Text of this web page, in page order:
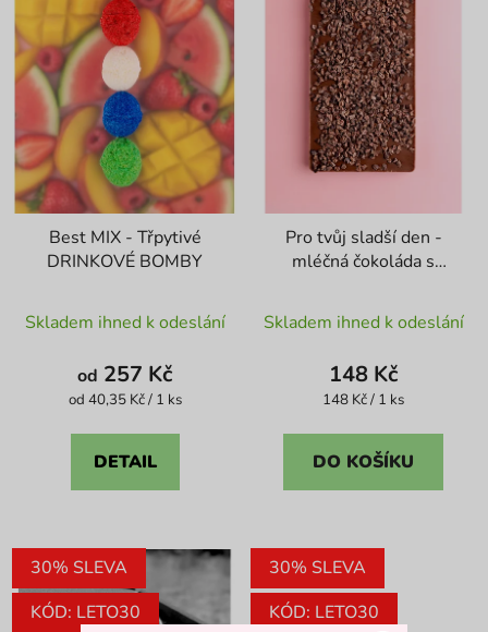
Best MIX - Třpytivé
DRINKOVÉ BOMBY
hodnocení
produktu
je
z
Skladem ihned k odeslání
od 257 Kč
Měrná
od 40,35 Kč / 1 ks
DETAIL
Pro tvůj sladší den -
mléčná čokoláda s
hodnocení
produktu
je
z
Skladem ihned k odeslání
148 Kč
Měrná
148 Kč / 1 ks
DO KOŠÍKU
30% SLEVA
KÓD: LETO30
30% SLEVA
KÓD: LETO30